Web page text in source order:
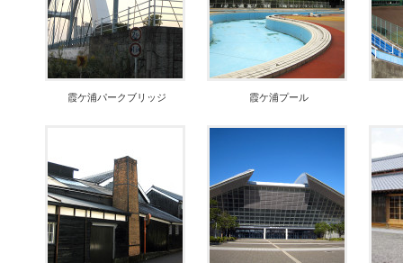
霞ケ浦パークブリッジ 霞ケ浦プール